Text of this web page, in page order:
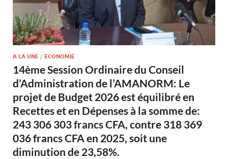
A LA UNE / ECONOMIE
14ème Session Ordinaire du Conseil
d’Administration de l’AMANORM: Le
projet de Budget 2026 est équilibré en
Recettes et en Dépenses à la somme de:
243 306 303 francs CFA, contre 318 369
036 francs CFA en 2025, soit une
diminution de 23,58%.